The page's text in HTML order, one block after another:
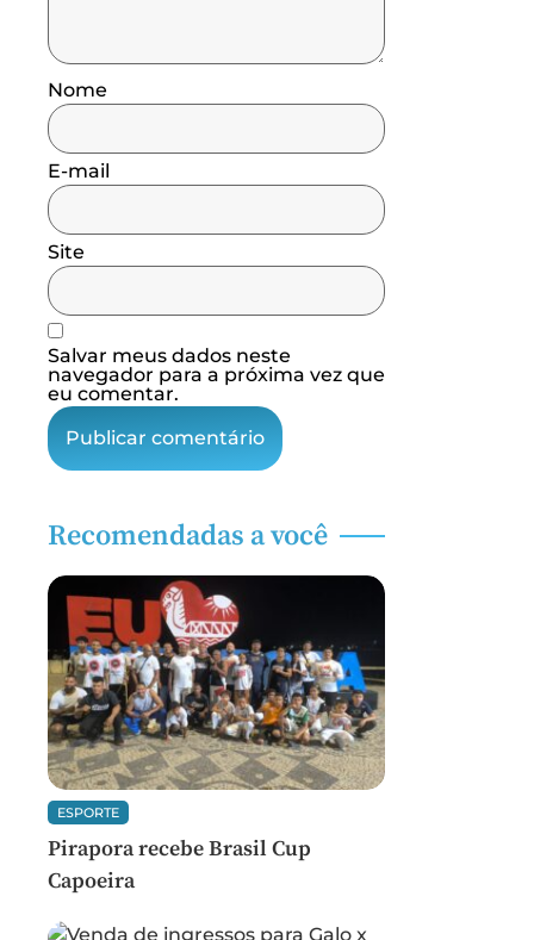
Nome
E-mail
Site
Salvar meus dados neste
navegador para a próxima vez que
eu comentar.
Recomendadas a você
ESPORTE
Pirapora recebe Brasil Cup
Capoeira